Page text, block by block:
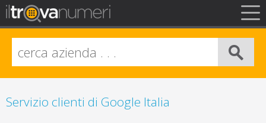
FAQ
Privacy
Info Legali
Servizio clienti di Google Italia